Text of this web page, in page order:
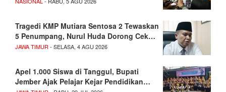
Tragedi KMP Mutiara Sentosa 2 Tewaskan
5 Penumpang, Nurul Huda Dorong Cek…
JAWA TIMUR - SELASA, 4 AGU 2026
Apel 1.000 Siswa di Tanggul, Bupati
Jember Ajak Pelajar Kejar Pendidikan…